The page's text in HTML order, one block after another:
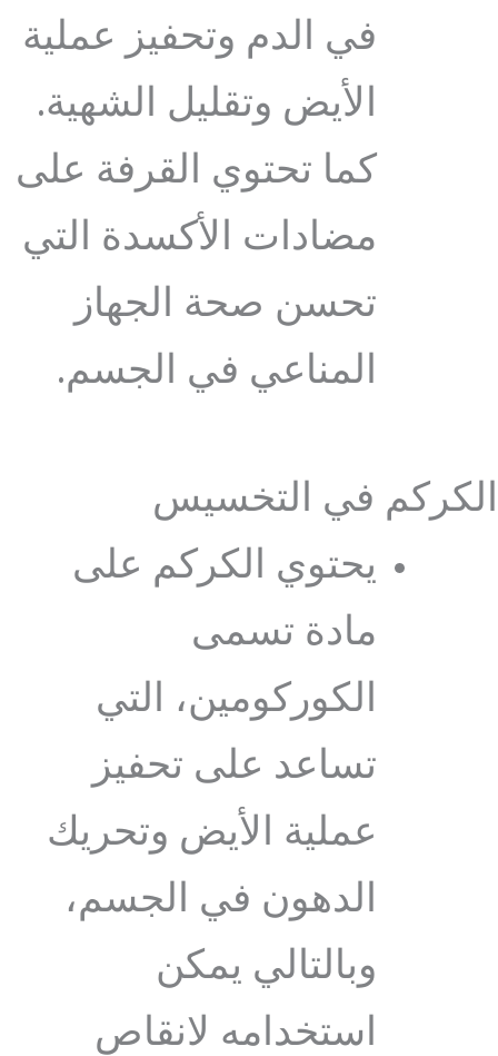
في الدم وتحفيز عملية
الأيض وتقليل الشهية.
كما تحتوي القرفة على
مضادات الأكسدة التي
تحسن صحة الجهاز
المناعي في الجسم.
الكركم في التخسيس
يحتوي الكركم على
مادة تسمى
الكوركومين، التي
تساعد على تحفيز
عملية الأيض وتحريك
الدهون في الجسم،
وبالتالي يمكن
استخدامه لانقاص